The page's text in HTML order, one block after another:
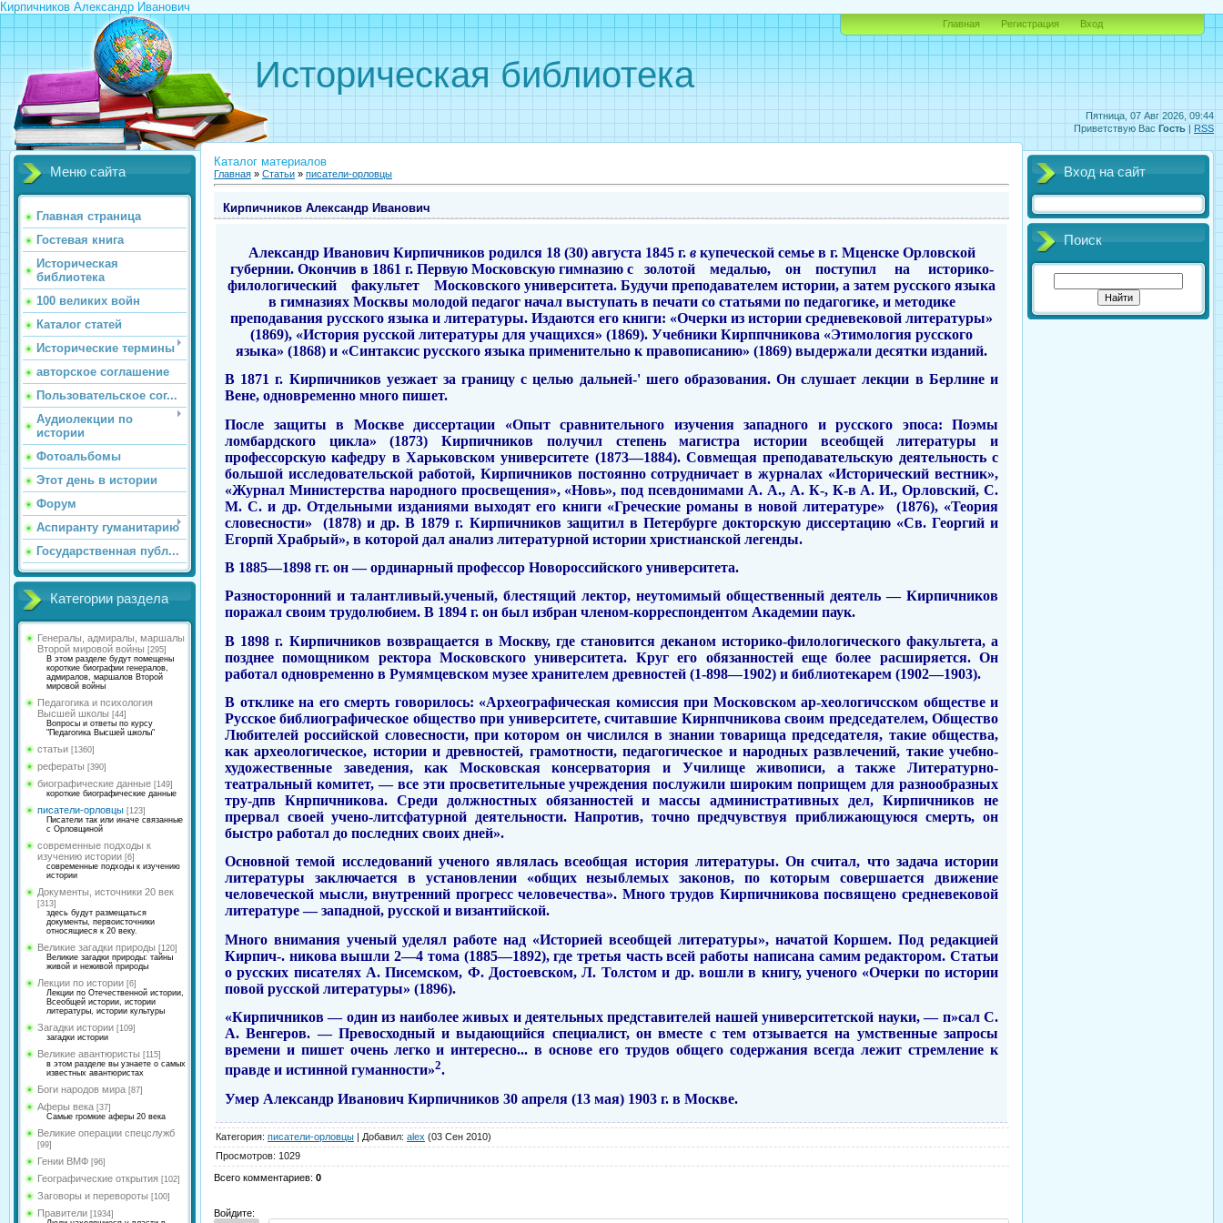
Кирпичников Александр Иванович
Пятница, 07 Авг 2026, 09:44
Приветствую Вас Гость | RSS
Историческая библиотека
Главная Регистрация Вход
Меню сайта
Главная страница
Гостевая книга
Историческая
библиотека
100 великих войн
Каталог статей
Исторические термины
авторское соглашение
Пользовательское сог...
Аудиолекции по
истории
Фотоальбомы
Этот день в истории
Форум
Аспиранту гуманитарию
Государственная публ...
Категории раздела
Генералы, адмиралы, маршалы
Второй мировой войны [295]
В этом разделе будут помещены
короткие биографии генералов,
адмиралов, маршалов Второй
мировой войны
Педагогика и психология
Высшей школы [44]
Вопросы и ответы по курсу
"Педагогика Высшей школы"
статьи [1360]
рефераты [390]
биографические данные [149]
короткие биографические данные
писатели-орловцы [123]
Писатели так или иначе связанные
с Орловщиной
современные подходы к
изучению истории [6]
современные подходы к изучению
истории
Документы, источники 20 век
[313]
здесь будут размещаться
документы, первоисточники
относящиеся к 20 веку.
Великие загадки природы [120]
Великие загадки природы: тайны
живой и неживой природы
Лекции по истории [6]
Лекции по Отечественной истории,
Всеобщей истории, истории
литературы, истории культуры
Загадки истории [109]
загадки истории
Великие авантюристы [115]
в этом разделе вы узнаете о самых
известных авантюристах
Боги народов мира [87]
Аферы века [37]
Самые громкие аферы 20 века
Великие операции спецслужб
[99]
Гении ВМФ [96]
Географические открытия [102]
Заговоры и перевороты [100]
Правители [1934]
Каталог материалов
Главная » Статьи » писатели-орловцы
Кирпичников Александр Иванович
Александр Иванович Кир­пичников родился 18 (30) ав­густа 1845 г. в купеческой семье в г. Мценске Орловской
губернии. Окончив в 1861 г. Первую Московскую гимназию с
золотой медалью, он поступил на
историко-
филологический
факультет
Московского университета. Будучи преподавателем истории, а затем русского языка
в гимназиях Москвы молодой педагог начал выступать в печати со статьями по педагогике, и методике
преподавания русского языка и литературы. Издаются его книги: «Очерки из истории средневековой литературы»
(1869), «История русской литера­туры для учащихся» (1869). Учебники Кирппчникова «Этимо­логия русского
языка» (1868) и «Синтаксис русского языка применительно к правописанию» (1869) выдержали десятки из­даний.
В 1871 г. Кирпичников уезжает за границу с целью дальней-' шего образования. Он слушает лекции в Берлине и
Вене, одно­временно много пишет.
После защиты в Москве диссертации «Опыт сравнительного изучения западного и русского эпоса: Поэмы
ломбардского цик­ла» (1873) Кирпичников получил степень магистра истории все­общей литературы и
профессорскую кафедру в Харьковском университете (1873—1884). Совмещая преподавательскую дея­тельность с
большой исследовательской работой, Кирпичников постоянно сотрудничает в журналах «Исторический вестник»,
«Журнал Министерства народного просвещения», «Новь», под псевдонимами А. А., А. К-, К-в А. И., Орловский, С.
М. С. и др. Отдельными изданиями выходят его книги «Греческие романы в новой литературе»
(1876), «Теория
словесности»
(1878) и др. В 1879 г. Кирпичников защитил в Петербурге докторскую диссертацию «Св. Георгий и
Егорпй Храбрый», в которой дал анализ литературной истории христианской легенды.
В 1885—1898 гг. он — ординарный профессор Новороссий­ского университета.
Разносторонний и талантливый.ученый, блестящий лектор, неутомимый общественный деятель — Кирпичников
поражал своим трудолюбием. В 1894 г. он был избран членом-корреспон­дентом Академии паук.
В 1898 г. Кирпичников возвращается в Москву, где стано­вится деканом историко-филологического факультета, а
позднее помощником ректора Московского университета. Круг его обя­занностей еще более расширяется. Он
работал одновременно в Румямцевском музее хранителем древностей (1-898—1902) и библиотекарем (1902—1903).
В отклике на его смерть говорилось: «Археографическая ко­миссия при Московском ар-хеологичсском обществе и
Русское библиографическое общество при университете, считавшие Кирнпчникова своим председателем, Общество
Любителей рос­сийской словесности, при котором ончислился в знании това­рища председателя, такие общества,
как археологическое, ис­тории и древностей, грамотности, педагогическое и народных развлечений, такие учебно-
художественные заведения, как Мос­ковская консерватория и Училище живописи, а также Литера­турно-
театральный комитет, — все эти просветительные учреж­дения послужили широким поприщем для разнообразных
тру-дпв Кнрпичникова. Среди должностных обязанностей и массы административных дел, Кирпичников не
прервал своей учено-литсфатурной деятельности. Напротив, точно предчувствуя при­ближающуюся смерть, он
быстро работал до последних своих дней».
Основной темой исследований ученого являлась всеобщая история литературы. Он считал, что задача истории
литературы заключается в установлении «общих незыблемых законов, по которым совершается движение
человеческой мысли, внутрен­ний прогресс человечества». Много трудов Кирпичникова посвя­щено средневековой
литературе — западной, русской и визан­тийской.
Много внимания ученый уделял работе над «Историей все­общей литературы», начатой Коршем. Под редакцией
Кирпич-. никовавышли 2—4 тома (1885—1892), где третья часть всей работы написана самим редактором. Статьи
о русских писателях А. Писемском, Ф. Достоевском, Л. Толстоми др. вошли в книгу, ученого «Очерки по истории
повой русской литературы» (1896).
«Кирпичников — один из наиболее живых и деятельных представителей нашей университетской науки, — п»сал С.
А. Венгеров. — Превосходный и выдающийся специалист, он вместе с тем отзывается на умственные запросы
времени и пи­шет очень легко и интересно... в основе его трудов общего со­держания всегда лежит стремление к
правде и истинной гуман­ности»2.
Умер Александр Иванович Кирпичников 30 апреля (13 мая) 1903 г. в Москве.
Категория: писатели-орловцы | Добавил: alex (03 Сен 2010)
Просмотров: 1029
Всего комментариев: 0
Войдите:
Вход на сайт
Поиск